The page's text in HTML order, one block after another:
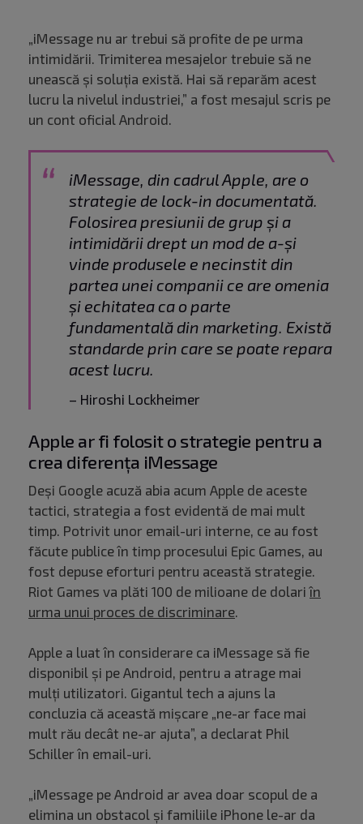
„iMessage nu ar trebui să profite de pe urma
intimidării. Trimiterea mesajelor trebuie să ne
unească și soluția există. Hai să reparăm acest
lucru la nivelul industriei,” a fost mesajul scris pe
un cont oficial Android.
iMessage, din cadrul Apple, are o
strategie de lock-in documentată.
Folosirea presiunii de grup și a
intimidării drept un mod de a-și
vinde produsele e necinstit din
partea unei companii ce are omenia
și echitatea ca o parte
fundamentală din marketing. Există
standarde prin care se poate repara
acest lucru.
– Hiroshi Lockheimer
Apple ar fi folosit o strategie pentru a
crea diferența iMessage
Deși Google acuză abia acum Apple de aceste
tactici, strategia a fost evidentă de mai mult
timp. Potrivit unor email-uri interne, ce au fost
făcute publice în timp procesului Epic Games, au
fost depuse eforturi pentru această strategie.
Riot Games va plăti 100 de milioane de dolariîn
urma unui proces de discriminare.
Apple a luat în considerare ca iMessage să fie
disponibil și pe Android, pentru a atrage mai
mulți utilizatori. Gigantul tech a ajuns la
concluzia că această mișcare „ne-ar face mai
mult rău decât ne-ar ajuta”, a declarat Phil
Schiller în email-uri.
„iMessage pe Android ar avea doar scopul de a
elimina un obstacol și familiile iPhone le-ar da